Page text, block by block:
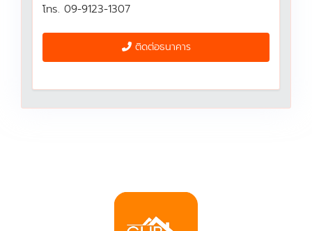
โทร. 09-9123-1307
ติดต่อธนาคาร